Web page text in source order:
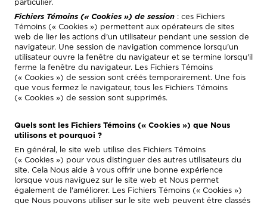
particulier.
Fichiers Témoins (« Cookies ») de session : ces Fichiers
Témoins (« Cookies ») permettent aux opérateurs de sites
web de lier les actions d'un utilisateur pendant une session de
navigateur. Une session de navigation commence lorsqu'un
utilisateur ouvre la fenêtre du navigateur et se termine lorsqu'il
ferme la fenêtre du navigateur. Les Fichiers Témoins
(« Cookies ») de session sont créés temporairement. Une fois
que vous fermez le navigateur, tous les Fichiers Témoins
(« Cookies ») de session sont supprimés.
Quels sont les Fichiers Témoins (« Cookies ») que Nous
utilisons et pourquoi ?
En général, le site web utilise des Fichiers Témoins
(« Cookies ») pour vous distinguer des autres utilisateurs du
site. Cela Nous aide à vous offrir une bonne expérience
lorsque vous naviguez sur le site web et Nous permet
également de l'améliorer. Les Fichiers Témoins (« Cookies »)
que Nous pouvons utiliser sur le site web peuvent être classés